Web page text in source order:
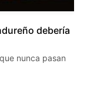
debería
nunca pasan